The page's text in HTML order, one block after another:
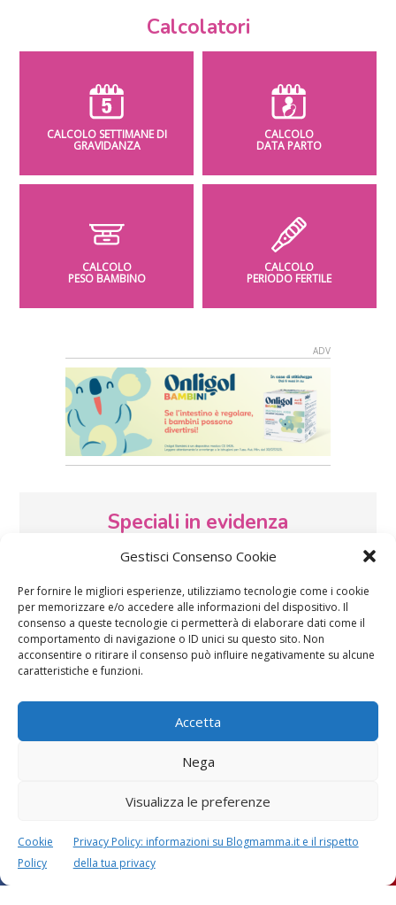
Gestisci Consenso Cookie
Per fornire le migliori esperienze, utilizziamo tecnologie come i cookie
per memorizzare e/o accedere alle informazioni del dispositivo. Il
consenso a queste tecnologie ci permetterà di elaborare dati come il
comportamento di navigazione o ID unici su questo sito. Non
acconsentire o ritirare il consenso può influire negativamente su alcune
caratteristiche e funzioni.
Accetta
Nega
Visualizza le preferenze
Cookie
Policy
Privacy Policy: informazioni su Blogmamma.it e il rispetto
della tua privacy
Calcolatori
CALCOLO SETTIMANE DI
GRAVIDANZA
CALCOLO
DATA PARTO
CALCOLO
PESO BAMBINO
CALCOLO
PERIODO FERTILE
Speciali in evidenza
Vaccini
lavoretti, biglietti
d’auguri, filastrocche
gravidanza